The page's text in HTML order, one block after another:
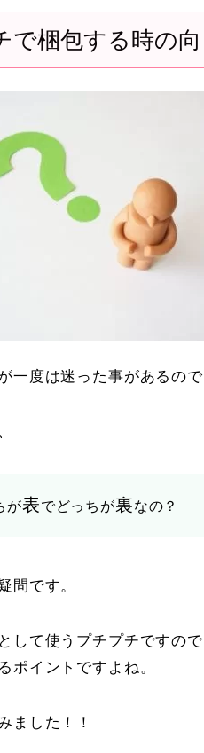
で梱包する時の
一度は迷った事があるの
が表でどっちが裏なの？
問です。
して使うプチプチですの
ポイントですよね。
ました！！